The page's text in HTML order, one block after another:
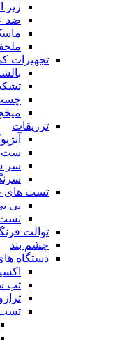
زیر
ضد
تجهیزات
تزریقات
ست
سر
تست های
بی
تست
توالت
چشم بند
دستگاه
تب